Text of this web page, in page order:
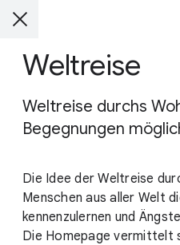
Weltreise
Weltreise durchs
Begegnungen
Die Idee der Weltreise
Menschen aus aller Welt
kennenzulernen und
Die Homepage vermittelt